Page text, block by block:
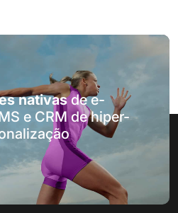
nativasde e-
e CRM de hiper-